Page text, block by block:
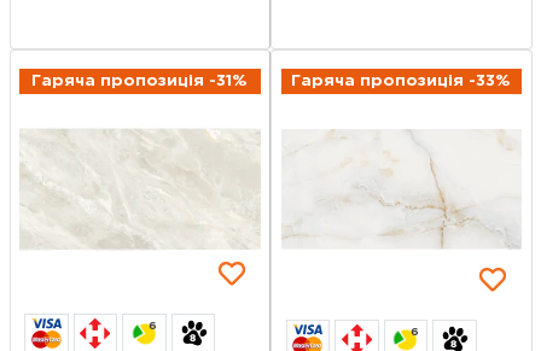
Гаряча пропозиція -31%
6
Гаряча пропозиція -33%
6